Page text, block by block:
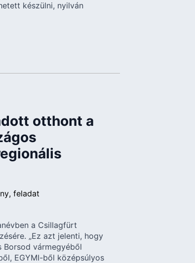
készülni, nyilván
otthont a
feladat
a Csillagfürt
„Ez azt jelenti, hogy
Borsod vármegyéből
EGYMI-ből középsúlyos